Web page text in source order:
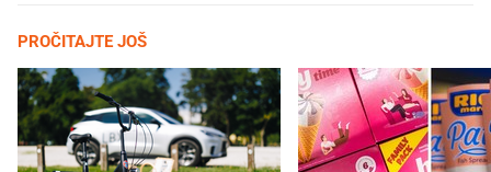
PROČITAJTE JOŠ